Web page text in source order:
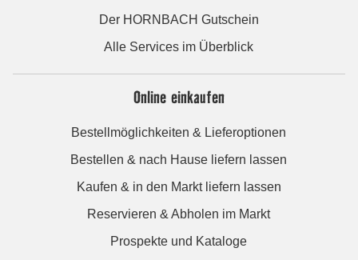
Der HORNBACH Gutschein
Alle Services im Überblick
Online einkaufen
Bestellmöglichkeiten & Lieferoptionen
Bestellen & nach Hause liefern lassen
Kaufen & in den Markt liefern lassen
Reservieren & Abholen im Markt
Prospekte und Kataloge